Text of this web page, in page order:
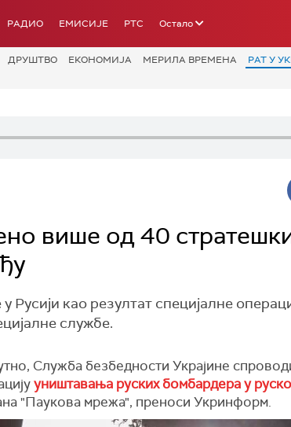
РАДИО ЕМИСИЈЕ РТС Остало
ДРУШТВО ЕКОНОМИЈА МЕРИЛА ВРЕМЕНА РАТ У
више од 40
као резултат специјалне
службе.
Служба безбедности Украјине
уништавања руских бомбардера у
"Паукова мрежа", преноси Укринформ.